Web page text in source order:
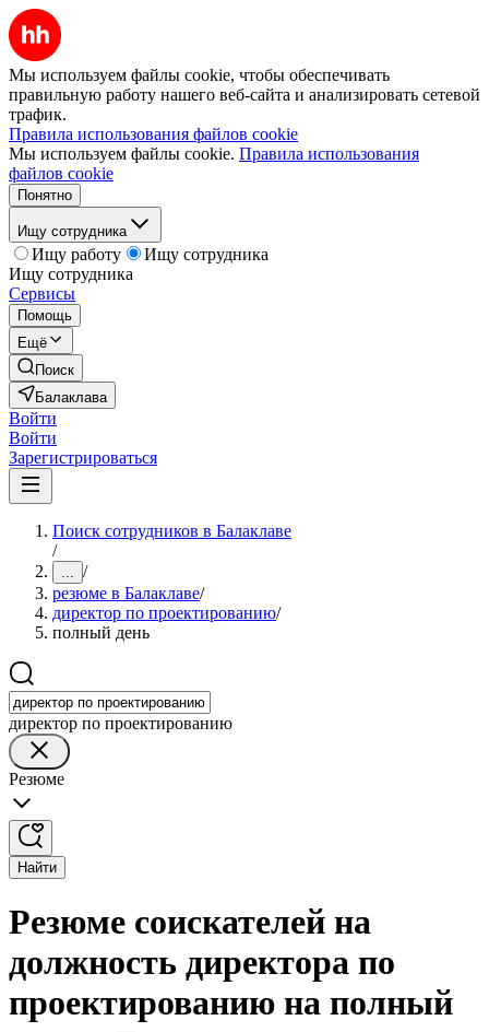
Мы используем файлы cookie, чтобы обеспечивать
правильную работу нашего веб-сайта и анализировать сетевой
трафик.
Правила использования файлов cookie
Мы используем файлы cookie. Правила использования
файлов cookie
Понятно
Ищу сотрудника
Ищу работу
Ищу сотрудника
Ищу сотрудника
Сервисы
Помощь
Ещё
Поиск
Балаклава
Войти
Войти
Зарегистрироваться
Поиск сотрудников в Балаклаве
/
... /
резюме в Балаклаве/
директор по проектированию/
полный день
директор по проектированию
Резюме
Найти
Резюме соискателей на
должность директора по
проектированию на полный